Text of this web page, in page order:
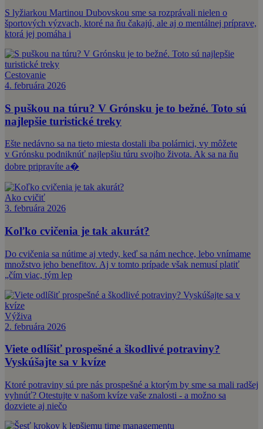
S lyžiarkou Martinou Dubovskou sme sa rozprávali nielen o
športových výzvach, ktoré na ňu čakajú, ale aj o mentálnej príprave,
ktorá jej pomáha i
Cestovanie
4. februára 2026
S puškou na túru? V Grónsku je to bežné. Toto sú
najlepšie turistické treky
Ešte nedávno sa na tieto miesta dostali iba polárnici, vy môžete
v Grónsku podniknúť najlepšiu túru svojho života. Ak sa na ňu
dobre pripravíte a�
Ako cvičiť
3. februára 2026
Koľko cvičenia je tak akurát?
Do cvičenia sa nútime aj vtedy, keď sa nám nechce, lebo vnímame
množstvo jeho benefitov. Aj v tomto prípade však nemusí platiť
„čím viac, tým lep
Výživa
2. februára 2026
Viete odlíšiť prospešné a škodlivé potraviny?
Vyskúšajte sa v kvíze
Ktoré potraviny sú pre nás prospešné a ktorým by sme sa mali radšej
vyhnúť? Otestujte v našom kvíze vaše znalosti - a možno sa
dozviete aj niečo